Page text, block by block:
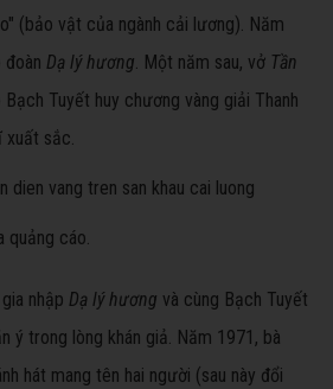
(bảo vật của ngành cải lương). Năm
Dạ lý hương. Một năm sau, vở Tần
Tuyết huy chương vàng giải Thanh
xuất sắc.
quảng cáo.
nhập Dạ lý hương và cùng Bạch Tuyết
ý trong lòng khán giả. Năm 1971, bà
hát mang tên hai người (sau này đổi